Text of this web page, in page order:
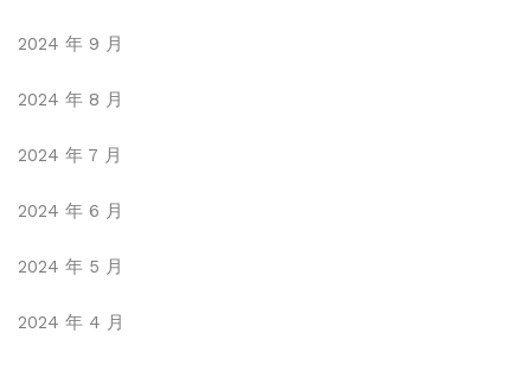
2024 年 9 月
2024 年 8 月
2024 年 7 月
2024 年 6 月
2024 年 5 月
2024 年 4 月